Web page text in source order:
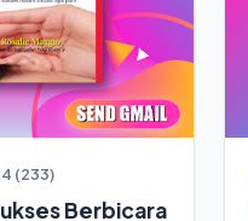
(233)
Berbicara